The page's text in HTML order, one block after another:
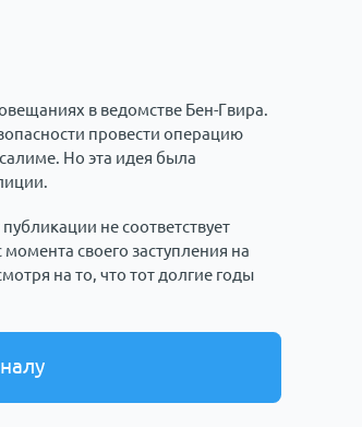
в ведомстве Бен-Гвира.
провести операцию
Но эта идея была
не соответствует
своего заступления на
на то, что тот долгие годы